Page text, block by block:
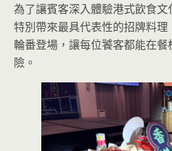
為了讓賓客深入體驗港式飲食
特別帶來最具代表性的招牌料
輪番登場，讓每位饕客都能在
險。